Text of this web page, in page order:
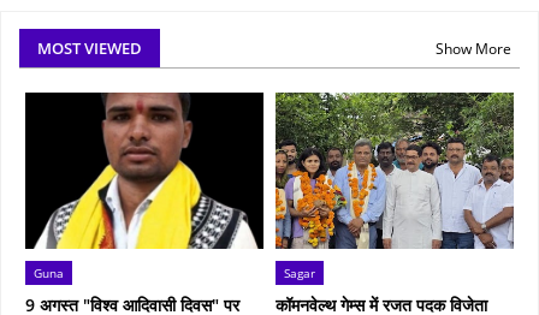
MOST VIEWED Show More
Guna
9 अगस्त "विश्व आदिवासी दिवस" पर
Sagar
कॉमनवेल्थ गेम्स में रजत पदक विजेता